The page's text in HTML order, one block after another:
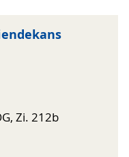
Zi. 212b